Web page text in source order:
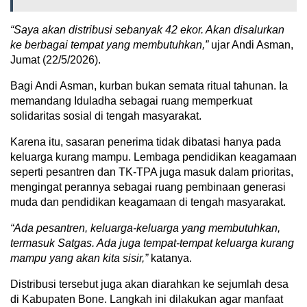
“Saya akan distribusi sebanyak 42 ekor. Akan disalurkan
ke berbagai tempat yang membutuhkan,”ujar Andi Asman,
Jumat (22/5/2026).
Bagi Andi Asman, kurban bukan semata ritual tahunan. Ia
memandang Iduladha sebagai ruang memperkuat
solidaritas sosial di tengah masyarakat.
Karena itu, sasaran penerima tidak dibatasi hanya pada
keluarga kurang mampu. Lembaga pendidikan keagamaan
seperti pesantren dan TK-TPA juga masuk dalam prioritas,
mengingat perannya sebagai ruang pembinaan generasi
muda dan pendidikan keagamaan di tengah masyarakat.
“Ada pesantren, keluarga-keluarga yang membutuhkan,
termasuk Satgas. Ada juga tempat-tempat keluarga kurang
mampu yang akan kita sisir,”katanya.
Distribusi tersebut juga akan diarahkan ke sejumlah desa
di Kabupaten Bone. Langkah ini dilakukan agar manfaat